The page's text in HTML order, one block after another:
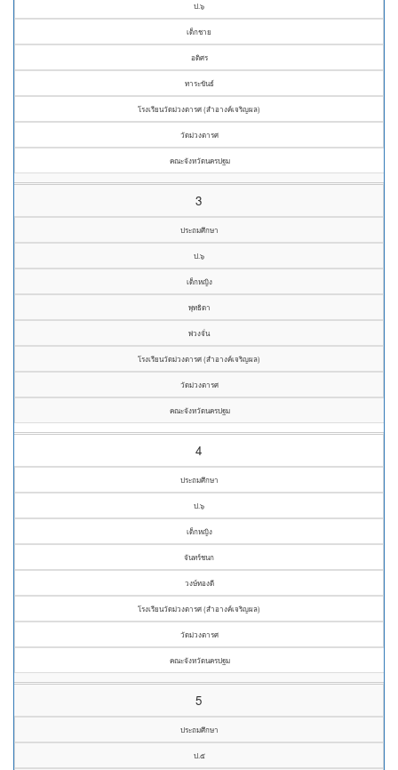
ป.๖
เด็กชาย
อดิศร
ทาระขันธ์
โรงเรียนวัดม่วงตารศ (สำอางค์เจริญผล)
วัดม่วงตารศ
คณะจังหวัดนครปฐม
3
ประถมศึกษา
ป.๖
เด็กหญิง
พุทธิดา
พ่วงจั่น
โรงเรียนวัดม่วงตารศ (สำอางค์เจริญผล)
วัดม่วงตารศ
คณะจังหวัดนครปฐม
4
ประถมศึกษา
ป.๖
เด็กหญิง
จันทร์ชนก
วงษ์ทองดี
โรงเรียนวัดม่วงตารศ (สำอางค์เจริญผล)
วัดม่วงตารศ
คณะจังหวัดนครปฐม
5
ประถมศึกษา
ป.๕